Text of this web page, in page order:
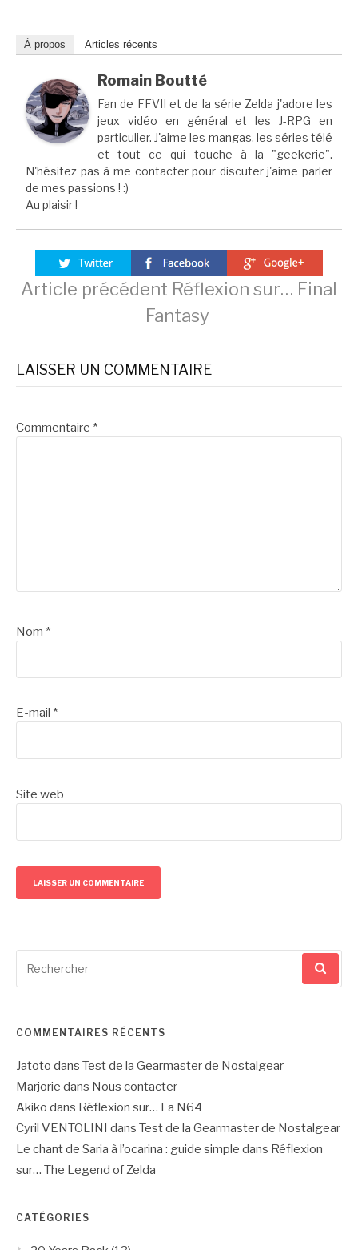
À propos Articles récents
Romain Boutté
Fan de FFVII et de la série Zelda j'adore les
jeux vidéo en général et les J-RPG en
particulier. J'aime les mangas, les séries télé
et tout ce qui touche à la "geekerie".
N'hésitez pas à me contacter pour discuter j'aime parler
de mes passions ! :)
Au plaisir !
Lire
la
suite
Article précédent Réflexion sur… Final
Fantasy
LAISSER UN COMMENTAIRE
Commentaire *
Nom *
E-mail *
Site web
pour
COMMENTAIRES RÉCENTS
Jatoto dans Test de la Gearmaster de Nostalgear
Marjorie dans Nous contacter
Akiko dans Réflexion sur… La N64
Cyril VENTOLINI dans Test de la Gearmaster de Nostalgear
Le chant de Saria à l’ocarina : guide simple dans Réflexion
sur… The Legend of Zelda
CATÉGORIES